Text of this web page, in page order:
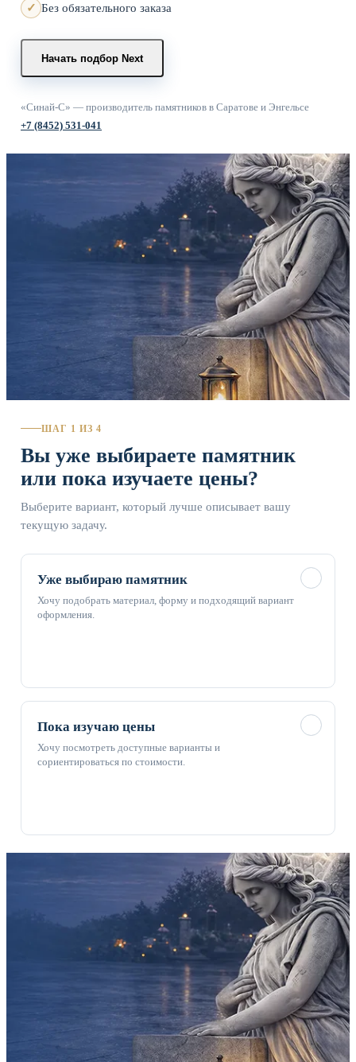
Без обязательного заказа
Начать подбор Next
«Синай-С» — производитель памятников в Саратове и Энгельсе
+7 (8452) 531-041
ШАГ 1 ИЗ 4
Вы уже выбираете памятник
или пока изучаете цены?
Выберите вариант, который лучше описывает вашу
текущую задачу.
Уже выбираю памятник
Хочу подобрать материал, форму и подходящий вариант
оформления.
Пока изучаю цены
Хочу посмотреть доступные варианты и
сориентироваться по стоимости.